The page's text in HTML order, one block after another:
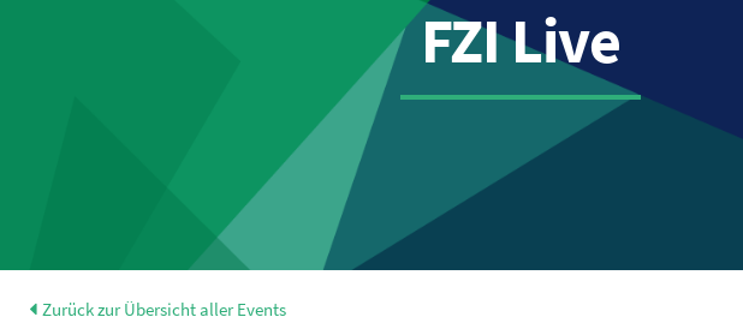
FZI Live
Zurück zur Übersicht aller Events